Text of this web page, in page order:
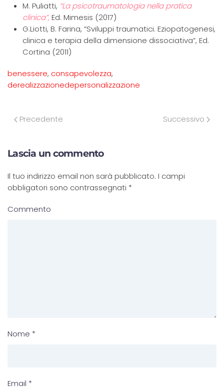
M. Puliatti, “La psicotraumatologia nella pratica
clinica”,Ed. Mimesis (2017)
G.Liotti, B. Farina, “Sviluppi traumatici. Eziopatogenesi,
clinica e terapia della dimensione dissociativa”, Ed.
Cortina (2011)
benessere, consapevolezza,
derealizzazionedepersonalizzazione
Precedente Successivo
Lascia un commento
Il tuo indirizzo email non sarà pubblicato. I campi
obbligatori sono contrassegnati *
Commento
Nome *
Email *